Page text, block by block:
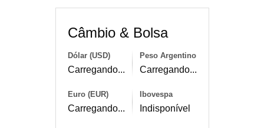
Câmbio & Bolsa
Dólar (USD)
Carregando...
Peso Argentino
Carregando...
Euro (EUR)
Carregando...
Ibovespa
Indisponível